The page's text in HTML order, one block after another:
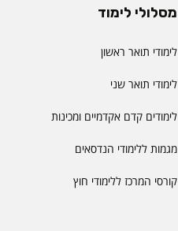
מסלולי לימוד
לימודי תואר ראשון
לימודי תואר שני
לימודים קדם אקדמיים ומכינות
מגמות ללימודי הנדסאים
קורסי המרכז ללימודי חוץ